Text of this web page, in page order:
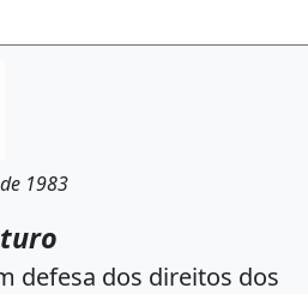
1983
defesa dos direitos dos